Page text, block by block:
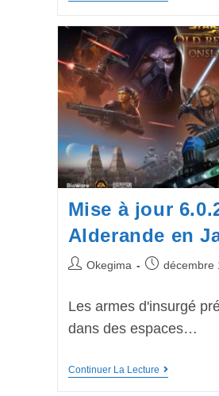
Mise à jour
Alderande en
Okegima décembre
Les armes d'insurgé
dans des espaces…
Continuer La Lecture